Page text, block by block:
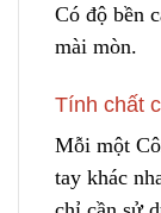
Có độ bền
mài mòn.
Tính chất
Mỗi một
tay khác